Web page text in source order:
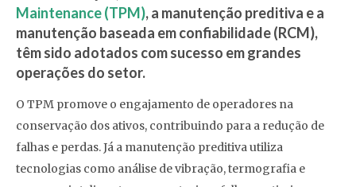
Maintenance (TPM), a manutenção preditiva e a
manutenção baseada em confiabilidade (RCM),
têm sido adotados com sucesso em grandes
operações do setor.
O TPM promove o engajamento de operadores na
conservação dos ativos, contribuindo para a redução de
falhas e perdas. Já a manutenção preditiva utiliza
tecnologias como análise de vibração, termografia e